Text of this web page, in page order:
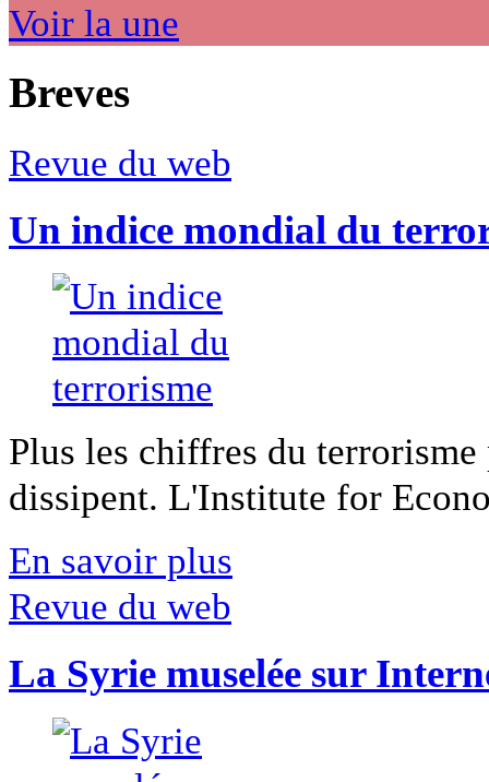
Voir la une
Breves
Revue du web
Un indice mondial du
Plus les chiffres du
dissipent. L'Institute for
En savoir plus
Revue du web
La Syrie muselée sur